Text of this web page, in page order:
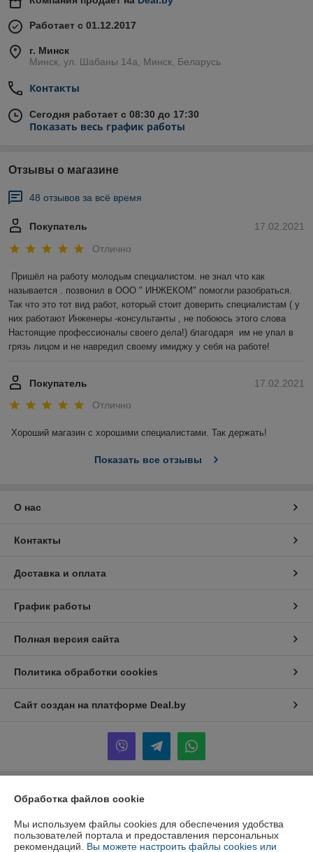
Работает с 01.12.2017
г. Минск
Минск, ул. Шабаны 14а, Минск, Беларусь
Контакты
Сегодня работает с 08:30 до 17:30
Показать весь график работы
Отзывы о магазине
48 отзывов за всё время
17.02.2021
Покупатель
Отлично
Пришёл на работу молодым специалистом. не знал что как
называется . позвонил в ООО " ИНЖЕКОМ" помогли разобраться.
Так что это тот вид работ, который стоит доверить специалистам ( у
них работают Инженеры -консультанты , не побоюсь этого слова
Настоящие профессионалы своего дела!) благодаря  им не упал в
грязь лицом и не навредил своему имиджу у себя на работе!
17.02.2021
Покупатель
Отлично
Хороший магазин с хорошими специалистами. Так держать!
Показать все отзывы
О нас
Контакты
Доставка и оплата
График работы
Полная версия сайта
Политика обработки cookies
Сайт создан на платформе Deal.by
Информация для покупателя
Юридическое лицо:ООО "Инжеком"
г. Минск, ул. Шабаны, 14а, к.40
Обработка файлов cookie
Мы используем файлы cookies для обеспечения удобства
пользователей портала и предоставления персональных
рекомендаций. Вы можете настроить файлы cookies или